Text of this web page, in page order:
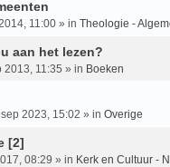
11:00 » in Theologie -
aan het lezen?
2013, 11:35 » in Boeken
2023, 15:02 » in Overige
[2]
08:29 » in Kerk en Cultuur -